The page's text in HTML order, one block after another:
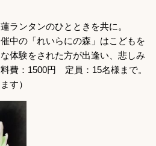
ランタンのひとときを共に。
中の「れいらにの森」はこどもを
体験をされた方が出逢い、悲しみ
費：1500円 定員：15名様まで。
す）